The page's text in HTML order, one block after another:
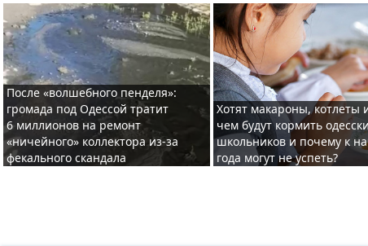
После «волшебного пенделя»:
громада под Одессой тратит
6 миллионов на ремонт
«ничейного» коллектора из-за
фекального скандала
Хотят макароны, котлеты
чем будут кормить
школьников и почему к
года могут не успеть?